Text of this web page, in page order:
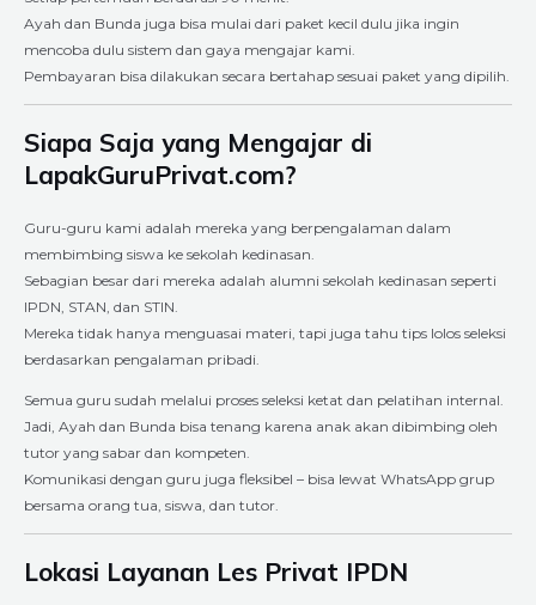
Ayah dan Bunda juga bisa mulai dari paket kecil dulu jika ingin
mencoba dulu sistem dan gaya mengajar kami.
Pembayaran bisa dilakukan secara bertahap sesuai paket yang dipilih.
Siapa Saja yang Mengajar di
LapakGuruPrivat.com?
Guru-guru kami adalah mereka yang berpengalaman dalam
membimbing siswa ke sekolah kedinasan.
Sebagian besar dari mereka adalah alumni sekolah kedinasan seperti
IPDN, STAN, dan STIN.
Mereka tidak hanya menguasai materi, tapi juga tahu tips lolos seleksi
berdasarkan pengalaman pribadi.
Semua guru sudah melalui proses seleksi ketat dan pelatihan internal.
Jadi, Ayah dan Bunda bisa tenang karena anak akan dibimbing oleh
tutor yang sabar dan kompeten.
Komunikasi dengan guru juga fleksibel – bisa lewat WhatsApp grup
bersama orang tua, siswa, dan tutor.
Lokasi Layanan Les Privat IPDN